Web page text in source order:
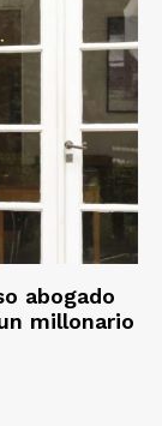
abogado
millonario